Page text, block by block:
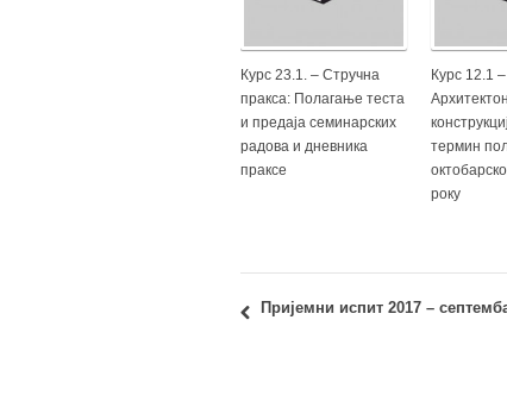
Курс 23.1. – Стручна
пракса: Полагање теста
и предаја семинарских
радова и дневника
праксе
Курс 12.1 –
термин
року